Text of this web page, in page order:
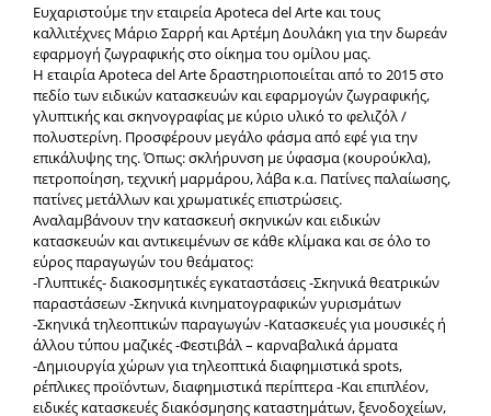
Ευχαριστούμε την εταιρεία Apoteca del Arte και τους
καλλιτέχνες Μάριο Σαρρή και Αρτέμη Δουλάκη για την δωρεάν
εφαρμογή ζωγραφικής στο οίκημα του ομίλου μας.
Η εταιρία Apoteca del Arte δραστηριοποιείται από το 2015 στο
πεδίο των ειδικών κατασκευών και εφαρμογών ζωγραφικής,
γλυπτικής και σκηνογραφίας με κύριο υλικό το φελιζόλ /
πολυστερίνη. Προσφέρουν μεγάλο φάσμα από εφέ για την
επικάλυψης της. Όπως: σκλήρυνση με ύφασμα (κουρούκλα),
πετροποίηση, τεχνική μαρμάρου, λάβα κ.α. Πατίνες παλαίωσης,
πατίνες μετάλλων και χρωματικές επιστρώσεις.
Αναλαμβάνουν την κατασκευή σκηνικών και ειδικών
κατασκευών και αντικειμένων σε κάθε κλίμακα και σε όλο το
εύρος παραγωγών του θεάματος:
-Γλυπτικές- διακοσμητικές εγκαταστάσεις -Σκηνικά θεατρικών
παραστάσεων -Σκηνικά κινηματογραφικών γυρισμάτων
-Σκηνικά τηλεοπτικών παραγωγών -Κατασκευές για μουσικές ή
άλλου τύπου μαζικές -Φεστιβάλ – καρναβαλικά άρματα
-Δημιουργία χώρων για τηλεοπτικά διαφημιστικά spots,
ρέπλικες προϊόντων, διαφημιστικά περίπτερα -Και επιπλέον,
ειδικές κατασκευές διακόσμησης καταστημάτων, ξενοδοχείων,